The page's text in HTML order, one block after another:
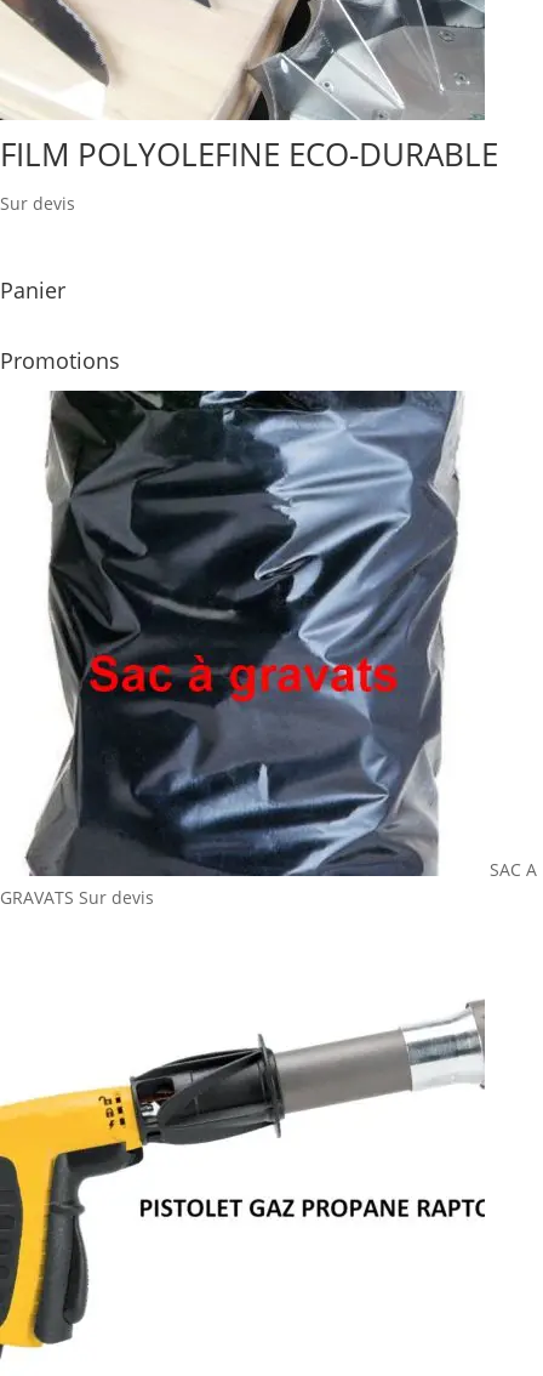
FILM POLYOLEFINE ECO-DURABLE
Sur devis
Panier
Promotions
SAC A
GRAVATS Sur devis